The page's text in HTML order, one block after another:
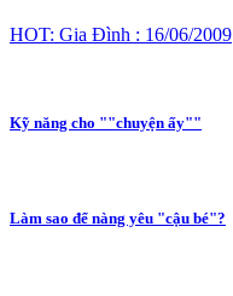
HOT: Gia Đình : 16/06/2009
Kỹ năng cho ""chuyện ấy""
Làm sao để nàng yêu "cậu bé"?